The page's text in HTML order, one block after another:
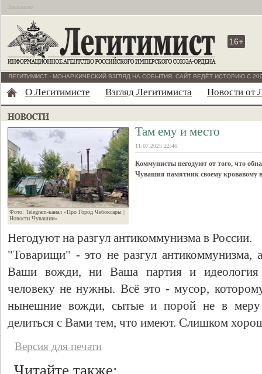
Бесплатно
16+
ЛЕГИТИМИСТ - МОНАРХИЧЕСКИЙ ВЗГЛЯД НА СОБЫТИЯ. САЙТ ВЕДЁТ ИСТОРИЮ С
О Легитимисте Взгляд Легитимиста Новости от
Фото: Telegram-канал «Про Город Чебоксары |
Новости Чувашии»
Там ему и место
11.07.2025 22:46
Коммунисты негодуют от того, что
Чувашия памятник своему кровавому
Негодуют на разгул антикоммунизма в России.
"Товарищи" - это не разгул антикоммунизма,
Ваши вожди, ни Ваша партия и идеология
человеку не нужны. Всё это - мусор,
нынешние вожди, сытые и порой не в меру
делиться с Вами тем, что имеют. Слишком
Версия для печати
Читайте также: